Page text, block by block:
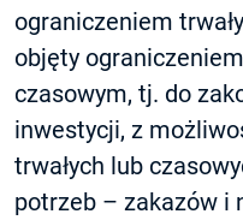
ograniczeniem
objęty
czasowym, tj. do
inwestycji, z
trwałych lub
potrzeb – zakazów i